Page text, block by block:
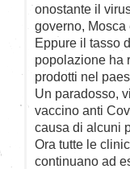
onostante il
governo,
Eppure il tasso
popolazione ha
prodotti nel
Un paradosso,
vaccino anti
causa di alcuni
Ora tutte le
continuano ad